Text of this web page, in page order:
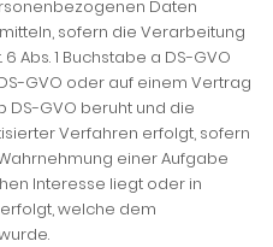
Daten
sofern die Verarbeitung
Abs. 1 Buchstabe a DS-GVO
GVO oder auf einem Vertrag
DS-GVO beruht und die
Verfahren erfolgt, sofern
einer Aufgabe
Interesse liegt oder in
welche dem